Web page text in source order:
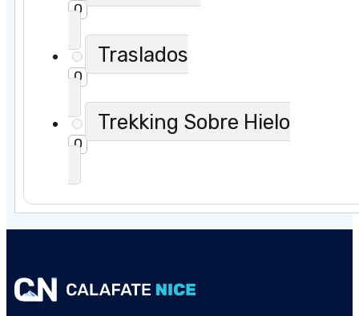
0
Traslados
0
Trekking Sobre Hielo
0